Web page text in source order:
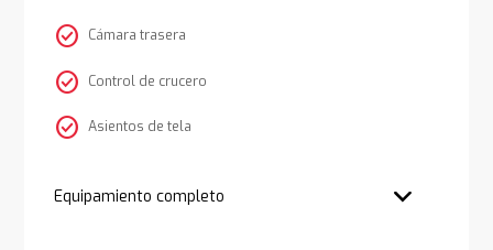
check_circle Cámara trasera
check_circle Control de crucero
check_circle Asientos de tela
Equipamiento completo